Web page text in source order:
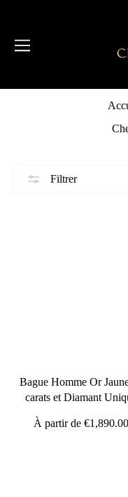
Filtrer
Bague Homme Or
carats et Diamant
À partir de€1,890.00